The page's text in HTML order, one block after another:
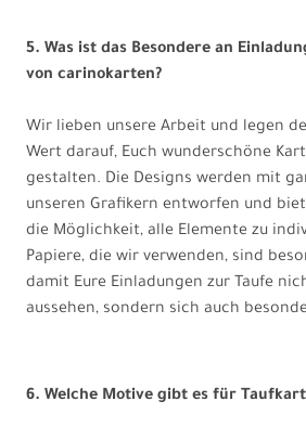
5. Was ist das Besondere an
von carinokarten?
Wir lieben unsere Arbeit und legen
Wert darauf, Euch wunderschöne
gestalten. Die Designs werden mit
unseren Grafikern entworfen und
die Möglichkeit, alle Elemente zu
Papiere, die wir verwenden, sind
damit Eure Einladungen zur Taufe
aussehen, sondern sich auch
6. Welche Motive gibt es für